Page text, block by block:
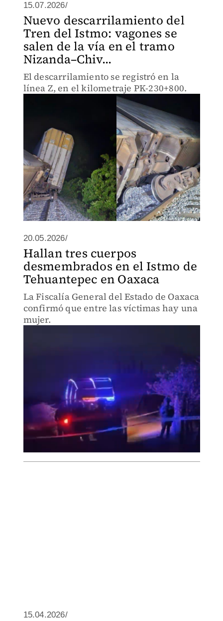
15.07.2026/
Nuevo descarrilamiento del
Tren del Istmo: vagones se
salen de la vía en el tramo
Nizanda–Chiv...
El descarrilamiento se registró en la
línea Z, en el kilometraje PK-230+800.
20.05.2026/
Hallan tres cuerpos
desmembrados en el Istmo de
Tehuantepec en Oaxaca
La Fiscalía General del Estado de Oaxaca
confirmó que entre las víctimas hay una
mujer.
15.04.2026/